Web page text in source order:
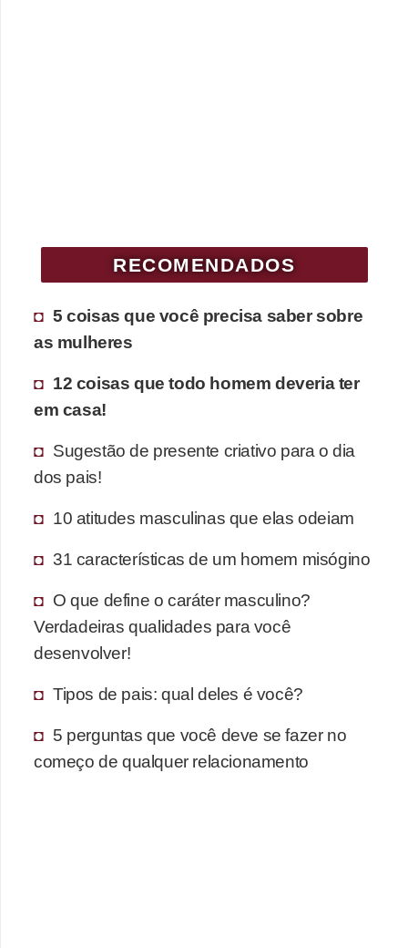
RECOMENDADOS
5 coisas que você precisa saber sobre
as mulheres
12 coisas que todo homem deveria ter
em casa!
Sugestão de presente criativo para o dia
dos pais!
10 atitudes masculinas que elas odeiam
31 características de um homem misógino
O que define o caráter masculino?
Verdadeiras qualidades para você
desenvolver!
Tipos de pais: qual deles é você?
5 perguntas que você deve se fazer no
começo de qualquer relacionamento